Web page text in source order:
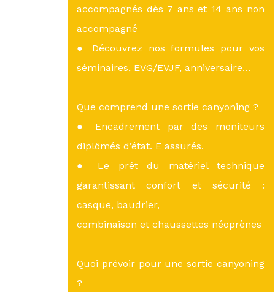
accompagnés dès 7 ans et 14 ans non
accompagné
● Découvrez nos formules pour vos
séminaires, EVG/EVJF, anniversaire…
Que comprend une sortie canyoning ?
● Encadrement par des moniteurs
diplômés d’état. E assurés.
● Le prêt du matériel technique
garantissant confort et sécurité :
casque, baudrier,
combinaison et chaussettes néoprènes
Quoi prévoir pour une sortie canyoning
?